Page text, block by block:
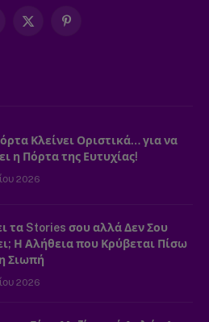
X
Pinterest
Κλείνει Οριστικά… για να
η Πόρτα της Ευτυχίας!
2026
τα Stories σου αλλά Δεν Σου
Η Αλήθεια που Κρύβεται Πίσω
Σιωπή
2026